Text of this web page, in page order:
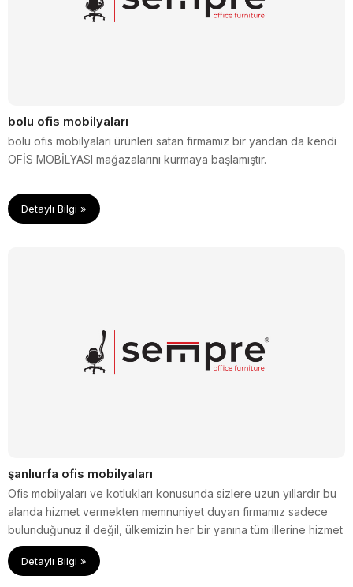
bolu ofis mobilyaları
bolu ofis mobilyaları ürünleri satan firmamız bir yandan da kendi
OFİS MOBİLYASI mağazalarını kurmaya başlamıştır.
Detaylı Bilgi »
şanlıurfa ofis mobilyaları
Ofis mobilyaları ve kotlukları konusunda sizlere uzun yıllardır bu
alanda hizmet vermekten memnuniyet duyan firmamız sadece
bulunduğunuz il değil, ülkemizin her bir yanına tüm illerine hizmet
vermektedir.
Detaylı Bilgi »